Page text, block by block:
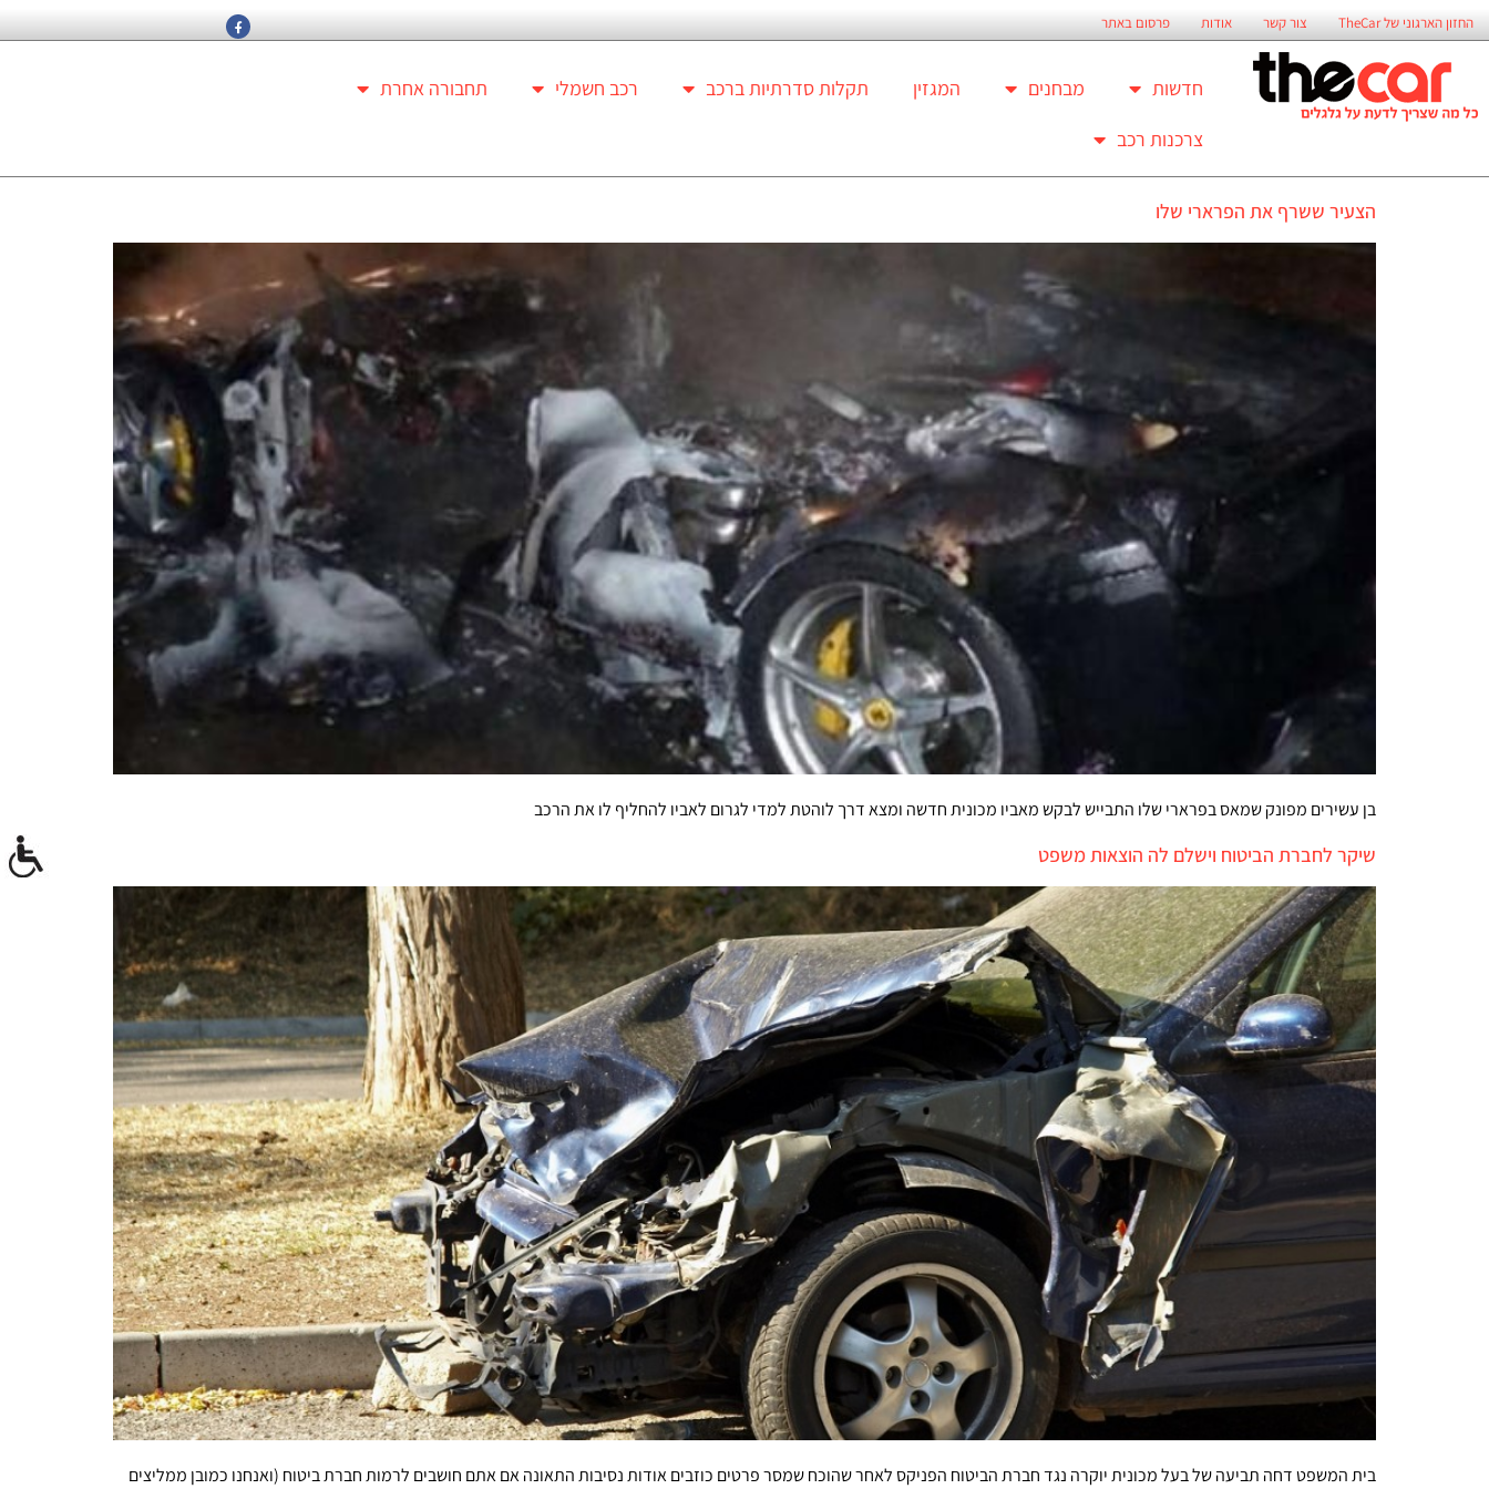
החזון הארגוני של TheCar צור קשר אודות פרסום באתר
חדשות מבחנים המגזין תקלות סדרתיות ברכב רכב חשמלי
תחבורה אחרת
צרכנות רכב
הצעיר ששרף את הפרארי שלו
בן עשירים מפונק שמאס בפרארי שלו התבייש לבקש מאביו מכונית חדשה ומצא דרך לוהטת למדי לגרום לאביו להחליף לו את הרכב
שיקר לחברת הביטוח וישלם לה הוצאות משפט
בית המשפט דחה תביעה של בעל מכונית יוקרה נגד חברת הביטוח הפניקס לאחר שהוכח שמסר פרטים כוזבים אודות נסיבות התאונה אם אתם חושבים לרמות חברת ביטוח (ואנחנו כמובן ממליצים